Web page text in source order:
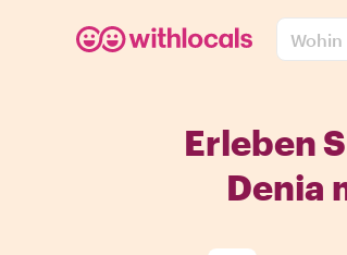
Erleben
Denia